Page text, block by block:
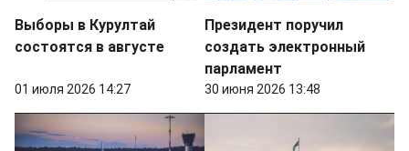
Выборы в Курултай
состоятся в августе
01 июля 2026 14:27
Президент поручил
создать электронный
парламент
30 июня 2026 13:48